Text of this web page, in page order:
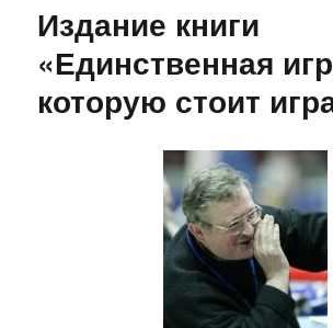
Издание книги
«Единственная
которую стоит